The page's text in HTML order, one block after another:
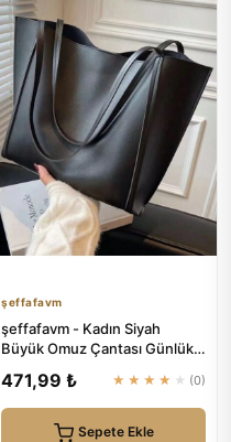
şeffafavm
şeffafavm - Kadın Siyah
Büyük Omuz Çantası Günlük-
471,99 ₺ ★★★★★ (0)
Sepete Ekle